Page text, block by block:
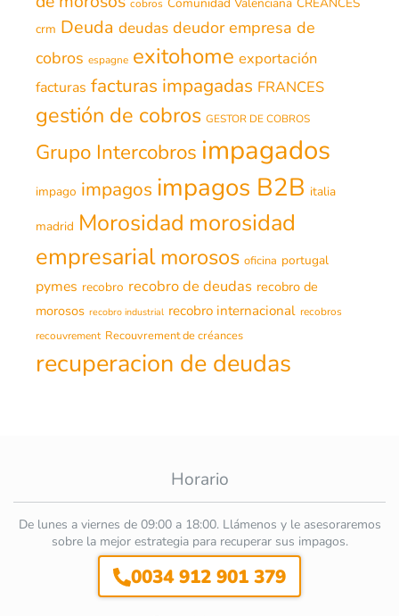
cobros
crm Deuda deudas deudor empresa de
cobros espagne exitohome exportación
facturas facturas impagadas FRANCES
gestión de cobros GESTOR DE COBROS
Grupo Intercobros impagados
impago impagos impagos B2B italia
madrid Morosidad morosidad
empresarialmorosos oficina portugal
pymes recobro recobro de deudas recobro de
morosos recobro industrial recobro internacional recobros
recouvrement Recouvrement de créances
recuperacion de deudas
Horario
De lunes a viernes de 09:00 a 18:00. Llámenos y le asesoraremos
sobre la mejor estrategia para recuperar sus impagos.
0034 912 901 379